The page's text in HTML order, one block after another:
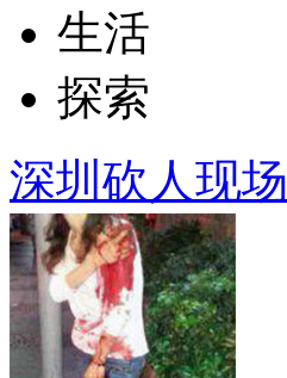
生活
探索
深圳砍人现场